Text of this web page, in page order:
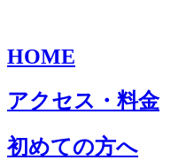
HOME
アクセス・料金
初めての方へ